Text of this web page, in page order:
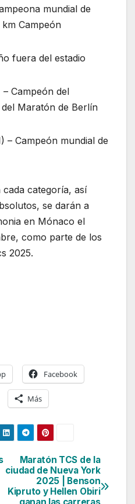
mundial de
Campeón
fuera del estadio
Campeón del
Maratón de Berlín
– Campeón mundial de
categoría, así
se darán a
en Mónaco el
como parte de los
2025.
Facebook
Más
Maratón TCS de la
ciudad de Nueva York
2025 | Benson
Kipruto y Hellen Obiri